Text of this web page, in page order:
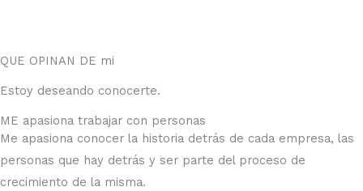
QUE OPINAN DE mi
Estoy deseando conocerte.
ME apasiona trabajar con personas
Me apasiona conocer la historia detrás de cada empresa, las
personas que hay detrás y ser parte del proceso de
crecimiento de la misma.